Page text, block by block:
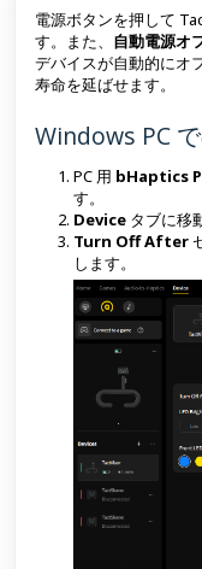
電源ボタンを押して
す。また、 自動電源オ
デバイスが自動的にオ
寿命を延ばせます。
Windows PC
PC 用 bHaptics
す。
Device タブに移
Turn Off After
します。